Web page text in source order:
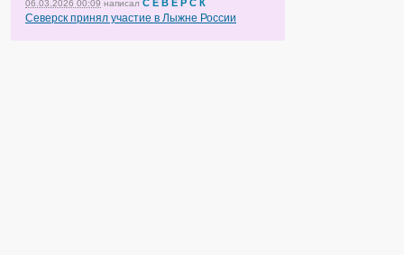
06.03.2026 00:09 написал С Е В Е Р С К
Северск принял участие в Лыжне России